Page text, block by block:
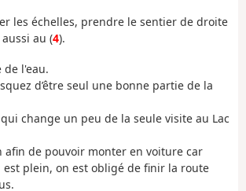
les échelles, prendre le sentier de droite
au (4).
de l'eau.
d’être seul une bonne partie de la
change un peu de la seule visite au Lac
afin de pouvoir monter en voiture car
plein, on est obligé de finir la route